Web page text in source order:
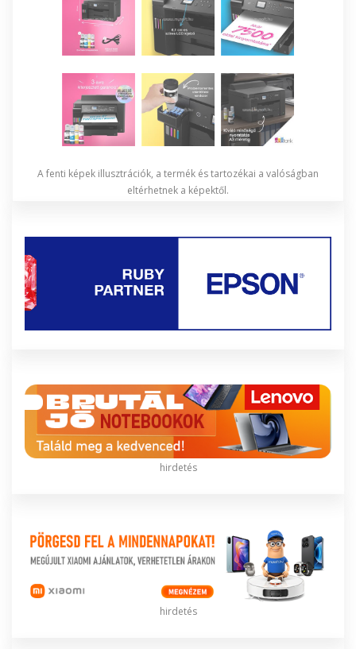
A fenti képek illusztrációk, a termék és tartozékai a valóságban
eltérhetnek a képektől.
hirdetés
hirdetés